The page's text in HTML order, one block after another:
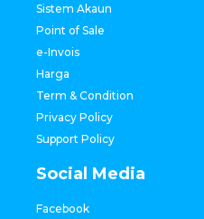
Sistem Akaun
Point of Sale
e-Invois
Harga
Term & Condition
Privacy Policy
Support Policy
Social Media
Facebook